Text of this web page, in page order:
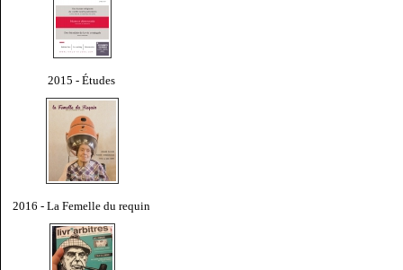
2015 - Études
2016 - La Femelle du requin